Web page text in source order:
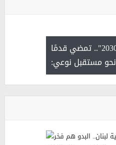
يحصل على
رؤية المملكة 2030".. تمضي قدمًا
نحو مستقبل نوعي: